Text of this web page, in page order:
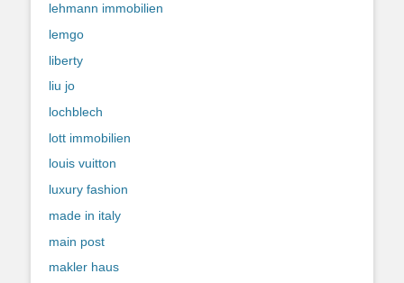
lehmann immobilien
lemgo
liberty
liu jo
lochblech
lott immobilien
louis vuitton
luxury fashion
made in italy
main post
makler haus